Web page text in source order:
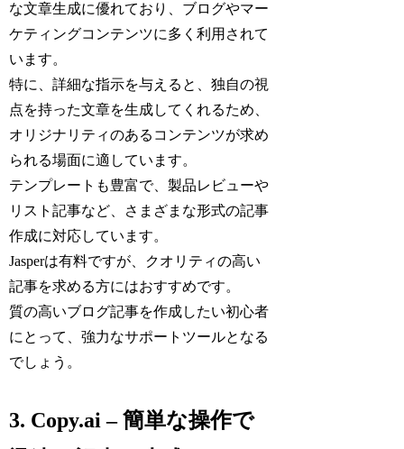
な文章生成に優れており、ブログやマー
ケティングコンテンツに多く利用されて
います。
特に、詳細な指示を与えると、独自の視
点を持った文章を生成してくれるため、
オリジナリティのあるコンテンツが求め
られる場面に適しています。
テンプレートも豊富で、製品レビューや
リスト記事など、さまざまな形式の記事
作成に対応しています。
Jasperは有料ですが、クオリティの高い
記事を求める方にはおすすめです。
質の高いブログ記事を作成したい初心者
にとって、強力なサポートツールとなる
でしょう。
3. Copy.ai – 簡単な操作で